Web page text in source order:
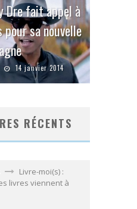
Dre fait appel à
sa nouvelle
14 janvier 2014
RÉCENTS
Livre-moi(s) :
livres viennent à